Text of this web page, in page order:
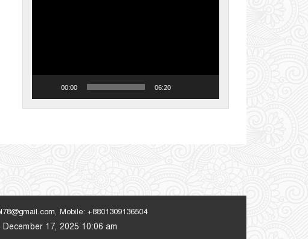
00:00 06:20
, Mobile: +8801309136504
: December 17, 2025 10:06 am